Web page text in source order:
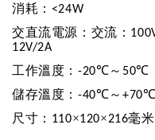
消耗： <24W
交直流電源：交流：
12V/2A
工作溫度： -20℃～ 50℃
儲存溫度： -40℃～+70℃
尺寸： 110×120×216毫米